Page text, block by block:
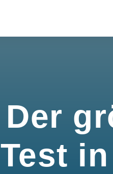
Der
Test